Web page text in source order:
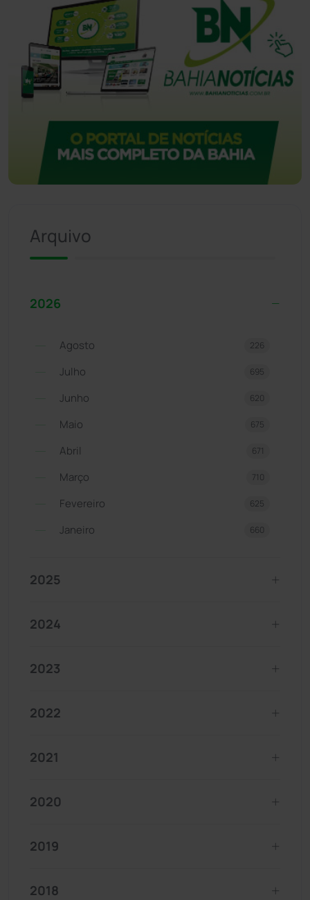
Arquivo
2026
Agosto 226
Julho 695
Junho 620
Maio 675
Abril 671
Março 710
Fevereiro 625
Janeiro 660
2025
2024
2023
2022
2021
2020
2019
2018